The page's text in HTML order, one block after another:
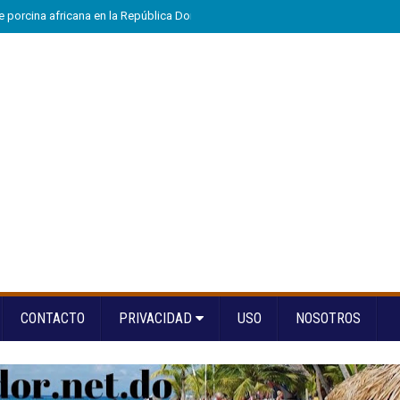
africana en la República Dominicana
CONTACTO PRIVACIDAD USO NOSOTROS